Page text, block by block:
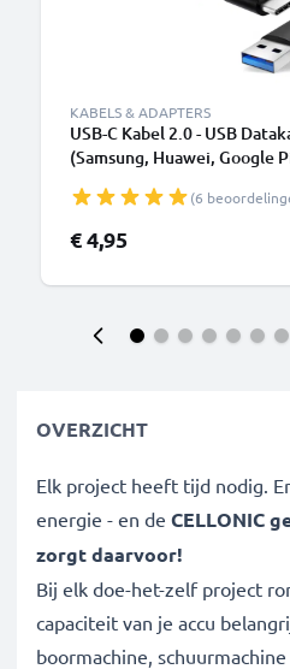
KABELS & ADAPTERS
USB-C Kabel 2.0 - USB
(Samsung, Huawei, Google
Oplaadkabel USB C Stekker
(6
€ 4,95
OVERZICHT
Elk project heeft tijd nodig.
energie - en de CELLONIC
zorgt daarvoor!
Bij elk doe-het-zelf project
capaciteit van je accu
boormachine,